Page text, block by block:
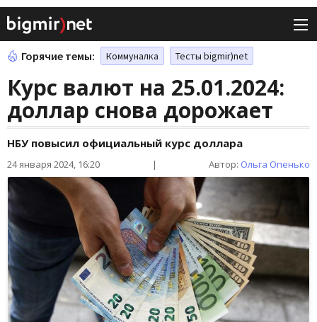
Горячие темы: Коммуналка Тесты bigmir)net
Курс валют на 25.01.2024:
доллар снова дорожает
НБУ повысил официальный курс доллара
24 января 2024, 16:20 | Автор: Ольга Опенько